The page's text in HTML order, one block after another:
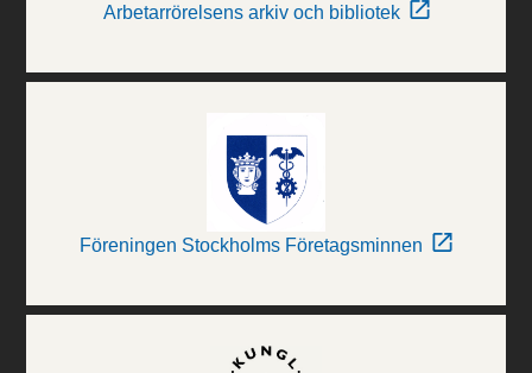
Arbetarrörelsens arkiv och bibliotek
Föreningen Stockholms Företagsminnen